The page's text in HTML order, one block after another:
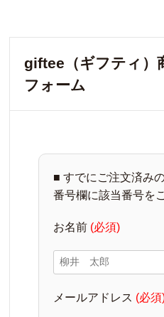
giftee（ギフティ）
フォーム
■ すでにご注文済み
番号欄に該当番号を
お名前 (必須)
メールアドレス (必須